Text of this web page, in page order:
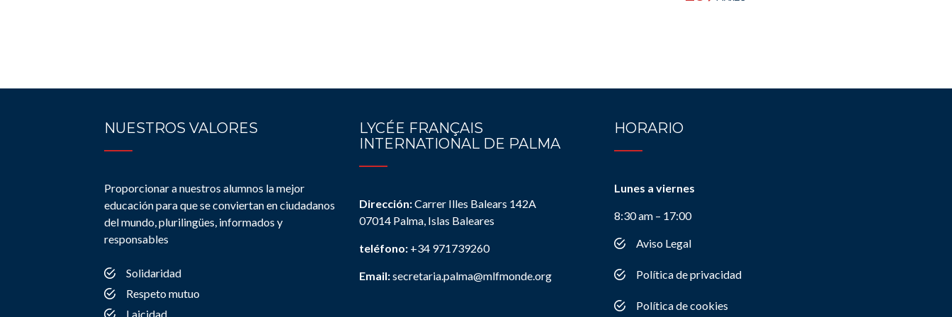
NUESTROS VALORES
Proporcionar a nuestros alumnos la mejor
educación para que se conviertan en ciudadanos
del mundo, plurilingües, informados y
responsables
Solidaridad
Respeto mutuo
Laicidad
LYCÉE FRANÇAIS
INTERNATIONAL DE PALMA
Dirección:Carrer Illes Balears 142A
07014 Palma, Islas Baleares
teléfono: +34 971739260
Email:secretaria.palma@mlfmonde.org
HORARIO
Lunes a viernes
8:30 am – 17:00
Aviso Legal
Política de privacidad
Política de cookies